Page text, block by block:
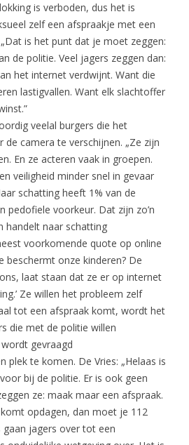
is verboden, dus het is
zelf een afspraakje met een
is het punt dat je moet zeggen:
de politie. Veel jagers zeggen dan:
het internet verdwijnt. Want die
lastigvallen. Want elk slachtoffer
veelal burgers die het
camera te verschijnen. „Ze zijn
En ze acteren vaak in groepen.
veiligheid minder snel in gevaar
schatting heeft 1% van de
pedofiele voorkeur. Dat zijn zo’n
handelt naar schatting
voorkomende quote op online
beschermt onze kinderen? De
laat staan dat ze er op internet
Ze willen het probleem zelf
tot een afspraak komt, wordt het
die met de politie willen
gevraagd
plek te komen. De Vries: „Helaas is
bij de politie. Er is ook geen
ze: maak maar een afspraak.
opdagen, dan moet je 112
gaan jagers over tot een